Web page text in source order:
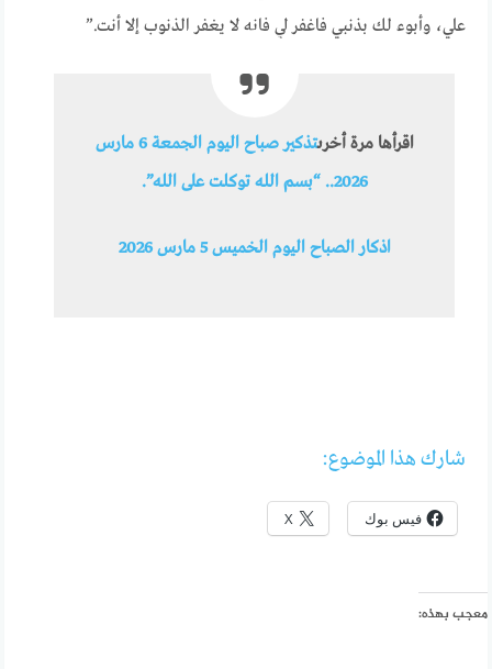
علي، وأبوء لك بذنبي فاغفر لي فإنه لا يغفر الذنوب إلا أنت.”
اقرأها مرة أخرى
تذكير صباح اليوم الجمعة 6 مارس
2026.. “بسم الله توكلت على الله”.
اذكار الصباح اليوم الخميس 5 مارس 2026
شارك هذا الموضوع:
فيس بوك X
معجب بهذه: